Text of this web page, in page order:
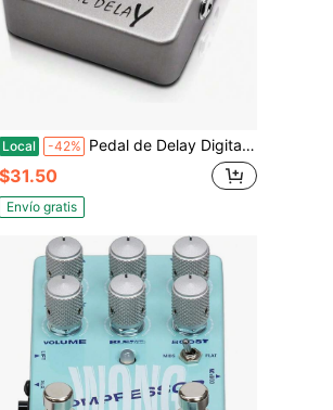
Local -42% Pedal de Delay Digital JOYO, con Sonido Analógico y Circuito de Filtro Especial, 25-600ms para Guitarra Eléctrica & Bajo, True Bypass (JF-08)
$31.50
Envío gratis